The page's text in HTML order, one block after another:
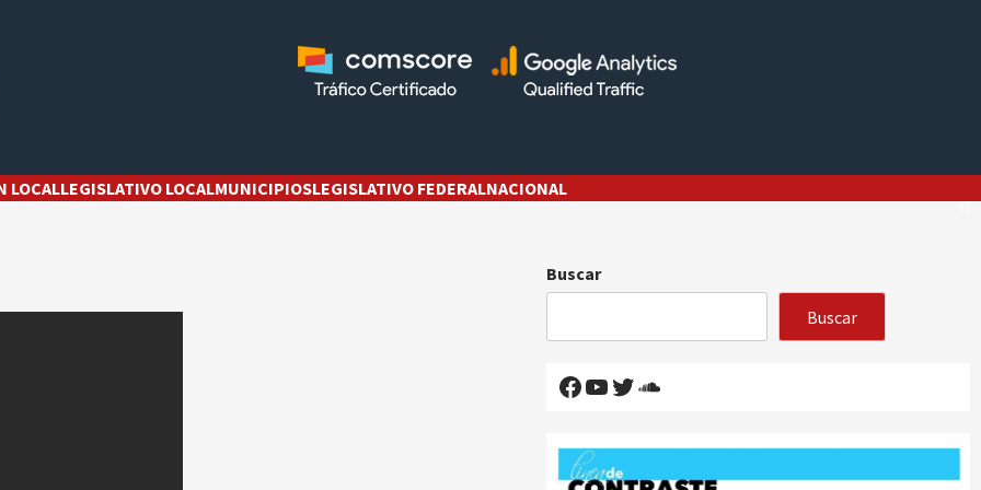
LOCALLEGISLATIVO LOCALMUNICIPIOSLEGISLATIVO FEDERALNACIONAL
Buscar
Buscar
Facebook
YouTube
Twitter
SoundCloud